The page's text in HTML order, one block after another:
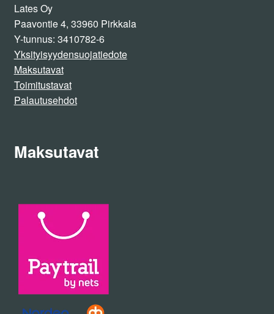
Lates Oy
Paavontie 4, 33960 Pirkkala
Y-tunnus: 3410782-6
Yksityisyydensuojatiedote
Maksutavat
Toimitustavat
Palautusehdot
Maksutavat